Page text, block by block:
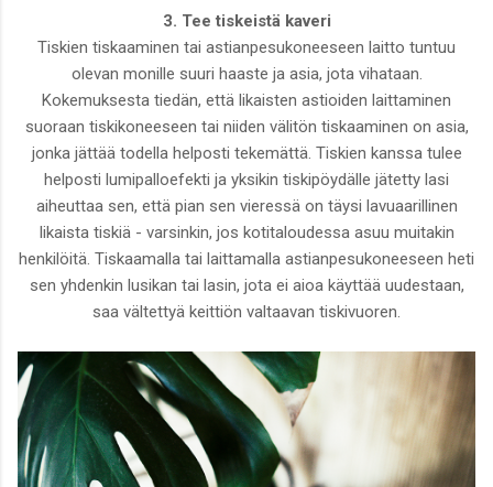
3. Tee tiskeistä kaveri
Tiskien tiskaaminen tai astianpesukoneeseen laitto tuntuu
olevan monille suuri haaste ja asia, jota vihataan.
Kokemuksesta tiedän, että likaisten astioiden laittaminen
suoraan tiskikoneeseen tai niiden välitön tiskaaminen on asia,
jonka jättää todella helposti tekemättä. Tiskien kanssa tulee
helposti lumipalloefekti ja yksikin tiskipöydälle jätetty lasi
aiheuttaa sen, että pian sen vieressä on täysi lavuaarillinen
likaista tiskiä - varsinkin, jos kotitaloudessa asuu muitakin
henkilöitä. Tiskaamalla tai laittamalla astianpesukoneeseen heti
sen yhdenkin lusikan tai lasin, jota ei aioa käyttää uudestaan,
saa vältettyä keittiön valtaavan tiskivuoren.